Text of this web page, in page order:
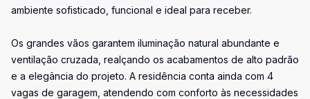
ambiente sofisticado, funcional e ideal para receber.
Os grandes vãos garantem iluminação natural abundante e
ventilação cruzada, realçando os acabamentos de alto padrão
e a elegância do projeto. A residência conta ainda com 4
vagas de garagem, atendendo com conforto às necessidades